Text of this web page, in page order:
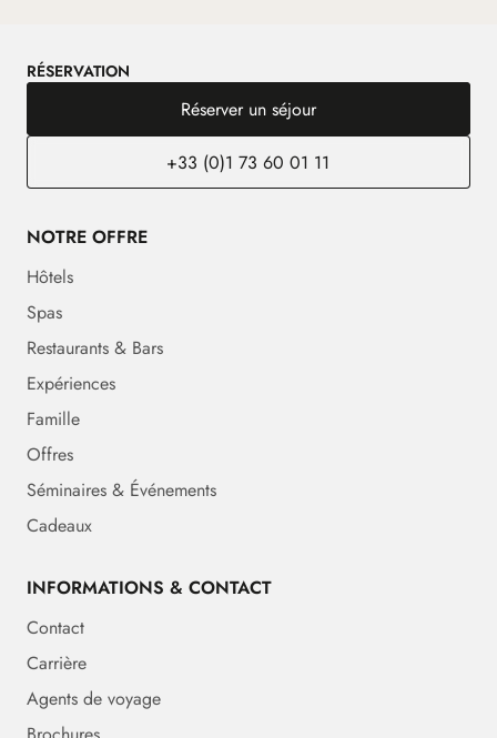
RÉSERVATION
Réserver un séjour
+33 (0)1 73 60 01 11
NOTRE OFFRE
Hôtels
Spas
Restaurants & Bars
Expériences
Famille
Offres
Séminaires & Événements
Cadeaux
INFORMATIONS & CONTACT
Contact
Carrière
Agents de voyage